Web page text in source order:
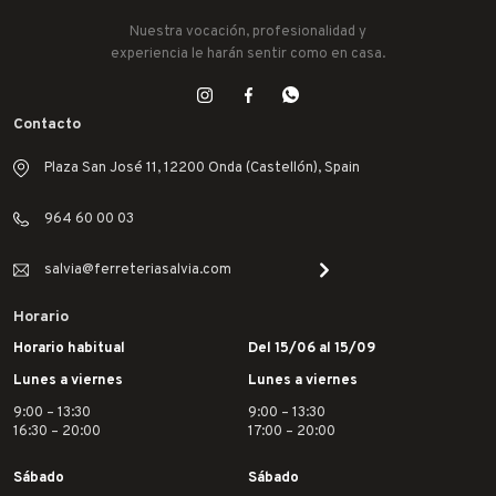
Nuestra vocación, profesionalidad y
experiencia le harán sentir como en casa.
Contacto
Plaza San José 11, 12200 Onda (Castellón), Spain
964 60 00 03
salvia@ferreteriasalvia.com
Horario
Horario habitual
Lunes a viernes
9:00 – 13:30
16:30 – 20:00
Sábado
Del 15/06 al 15/09
Lunes a viernes
9:00 – 13:30
17:00 – 20:00
Sábado